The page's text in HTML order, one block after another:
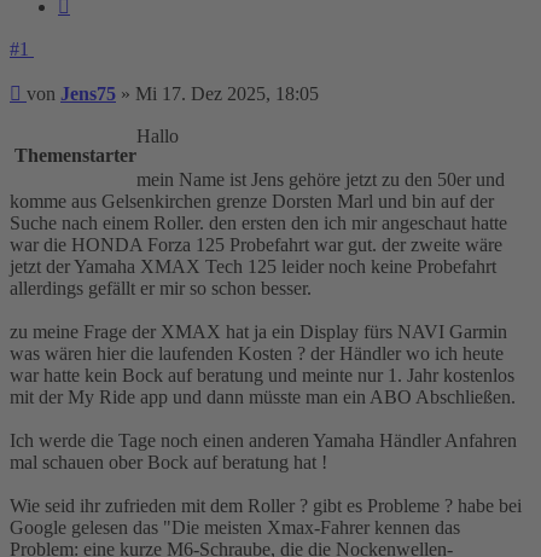
#1
Beitrag
von Jens75 » Mi 17. Dez 2025, 18:05
Themenstarter
Hallo
mein Name ist Jens gehöre jetzt zu den 50er und
komme aus Gelsenkirchen grenze Dorsten Marl und bin auf der
Suche nach einem Roller. den ersten den ich mir angeschaut hatte
war die HONDA Forza 125 Probefahrt war gut. der zweite wäre
jetzt der Yamaha XMAX Tech 125 leider noch keine Probefahrt
allerdings gefällt er mir so schon besser.
zu meine Frage der XMAX hat ja ein Display fürs NAVI Garmin
was wären hier die laufenden Kosten ? der Händler wo ich heute
war hatte kein Bock auf beratung und meinte nur 1. Jahr kostenlos
mit der My Ride app und dann müsste man ein ABO Abschließen.
Ich werde die Tage noch einen anderen Yamaha Händler Anfahren
mal schauen ober Bock auf beratung hat !
Wie seid ihr zufrieden mit dem Roller ? gibt es Probleme ? habe bei
Google gelesen das "Die meisten Xmax-Fahrer kennen das
Problem: eine kurze M6-Schraube, die die Nockenwellen-